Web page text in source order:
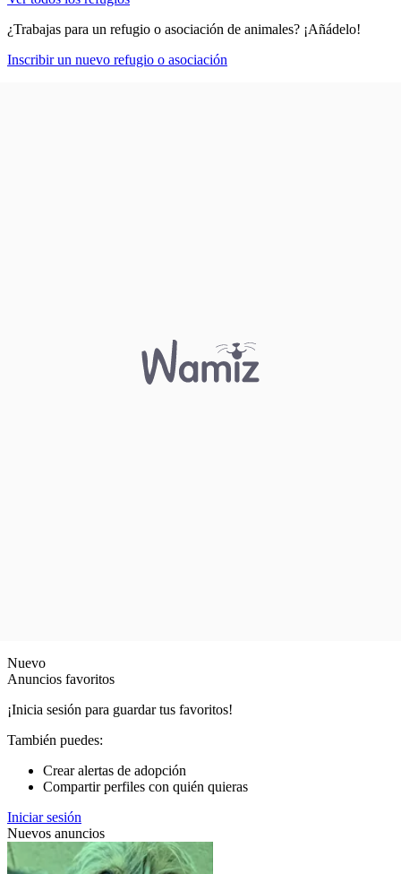
¿Trabajas para un refugio o asociación de animales? ¡Añádelo!
Inscribir un nuevo refugio o asociación
Nuevo
Anuncios favoritos
¡Inicia sesión para guardar tus favoritos!
También puedes:
Crear alertas de adopción
Compartir perfiles con quién quieras
Iniciar sesión
Nuevos anuncios